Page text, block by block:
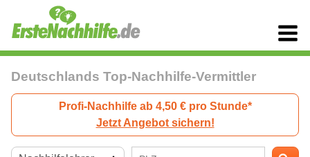
Deutschlands Top-Nachhilfe-Vermittler
Profi-Nachhilfe ab 4,50 € pro Stunde*
Jetzt Angebot sichern!